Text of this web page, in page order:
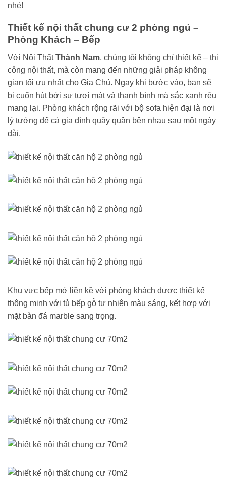
nhé!
Thiết kế nội thất chung cư 2 phòng ngủ –
Phòng Khách – Bếp
Với Nội ThấtThành Nam, chúng tôi không chỉ thiết kế – thi
công nội thất, mà còn mang đến những giải pháp không
gian tối ưu nhất cho Gia Chủ. Ngay khi bước vào, bạn sẽ
bị cuốn hút bởi sự tươi mát và thanh bình mà sắc xanh rêu
mang lại. Phòng khách rộng rãi với bộ sofa hiện đại là nơi
lý tưởng để cả gia đình quây quần bên nhau sau một ngày
dài.
Khu vực bếp mở liền kề với phòng khách được thiết kế
thông minh với tủ bếp gỗ tự nhiên màu sáng, kết hợp với
mặt bàn đá marble sang trọng.